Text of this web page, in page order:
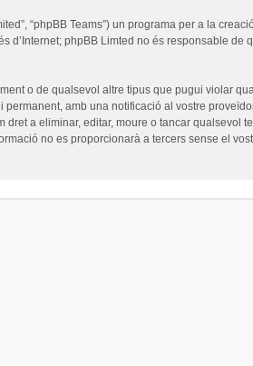
“phpBB Teams”) un programa per a la
d’Internet; phpBB Limted no és responsable
o de qualsevol altre tipus que pugui violar
amb una notificació al vostre
a eliminar, editar, moure o tancar
no es proporcionarà a tercers sense el